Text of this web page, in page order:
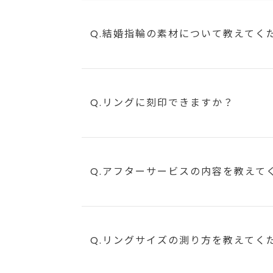
Q.結婚指輪の素材について教えてく
Q.リングに刻印できますか？
Q.アフターサービスの内容を教えて
Q.リングサイズの測り方を教えてく